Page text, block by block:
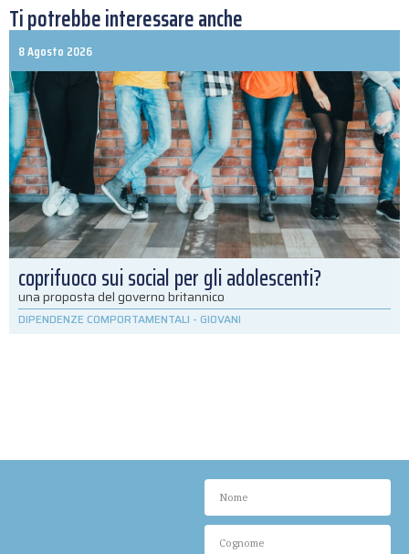
Ti potrebbe interessare anche
8 Agosto 2026
coprifuoco sui social per gli adolescenti?
una proposta del governo britannico
DIPENDENZE COMPORTAMENTALI - GIOVANI